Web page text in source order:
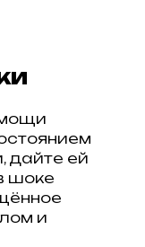
дайте ей
шоке
и